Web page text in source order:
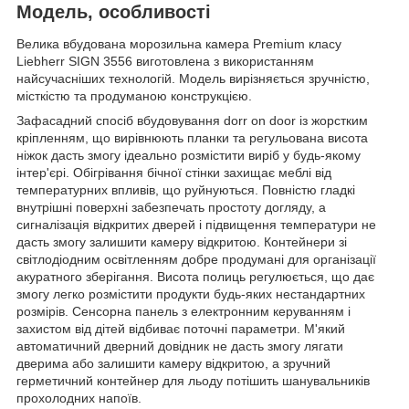
Модель, особливості
Велика вбудована морозильна камера Premium класу
Liebherr SIGN 3556 виготовлена з використанням
найсучасніших технологій. Модель вирізняється зручністю,
місткістю та продуманою конструкцією.
Зафасадний спосіб вбудовування dorr on door із жорстким
кріпленням, що вирівнюють планки та регульована висота
ніжок дасть змогу ідеально розмістити виріб у будь-якому
інтер'єрі. Обігрівання бічної стінки захищає меблі від
температурних впливів, що руйнуються. Повністю гладкі
внутрішні поверхні забезпечать простоту догляду, а
сигналізація відкритих дверей і підвищення температури не
дасть змогу залишити камеру відкритою. Контейнери зі
світлодіодним освітленням добре продумані для організації
акуратного зберігання. Висота полиць регулюється, що дає
змогу легко розмістити продукти будь-яких нестандартних
розмірів. Сенсорна панель з електронним керуванням і
захистом від дітей відбиває поточні параметри. М'який
автоматичний дверний довідник не дасть змогу лягати
дверима або залишити камеру відкритою, а зручний
герметичний контейнер для льоду потішить шанувальників
прохолодних напоїв.